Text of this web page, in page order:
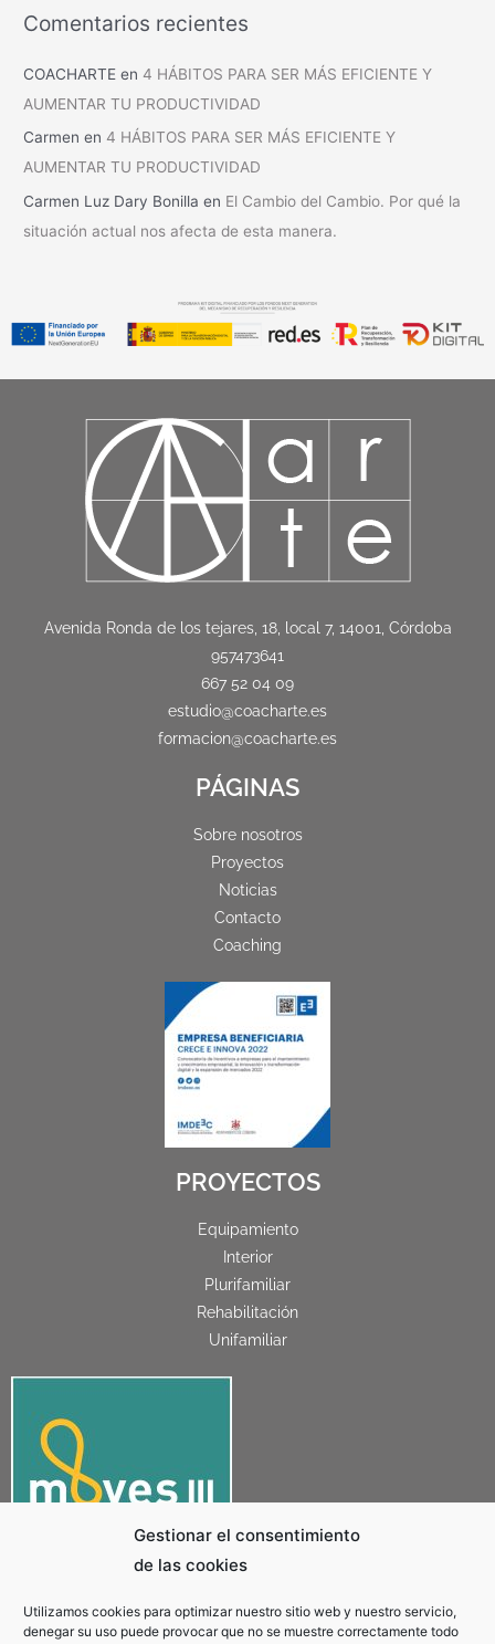
Gestionar el consentimiento
de las cookies
Utilizamos cookies para optimizar nuestro sitio web y nuestro servicio,
denegar su uso puede provocar que no se muestre correctamente todo
Comentarios recientes
COACHARTE en4 HÁBITOS PARA SER MÁS EFICIENTE Y
AUMENTAR TU PRODUCTIVIDAD
Carmen en4 HÁBITOS PARA SER MÁS EFICIENTE Y
AUMENTAR TU PRODUCTIVIDAD
Carmen Luz Dary Bonilla en El Cambio del Cambio. Por qué la
situación actual nos afecta de esta manera.
PROYECTOS
Equipamiento
Interior
Plurifamiliar
Rehabilitación
Unifamiliar
«COACHARTE – FRANCISCO JOSÉ CANOVACA SEGURA ha recibido una ayuda de la Unión
Europea con cargo al Fondo NextGenerationEU, en el marco del Plan de Recuperación,
Avenida Ronda de los tejares, 18, local 7, 14001, Córdoba
957473641
667 52 04 09
estudio@coacharte.es
formacion@coacharte.es
PÁGINAS
Sobre nosotros
Proyectos
Noticias
Contacto
Coaching